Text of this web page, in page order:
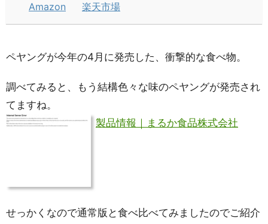
Amazon 楽天市場
ペヤングが今年の4月に発売した、衝撃的な食べ物。
調べてみると、もう結構色々な味のペヤングが発売され
てますね。
製品情報｜まるか食品株式会社
せっかくなので通常版と食べ比べてみましたのでご紹介